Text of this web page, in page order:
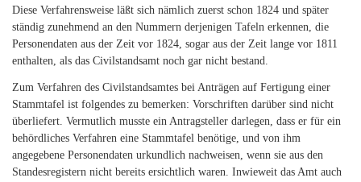
Diese Verfahrensweise läßt sich nämlich zuerst schon 1824 und später
ständig zunehmend an den Nummern derjenigen Tafeln erkennen, die
Personendaten aus der Zeit vor 1824, sogar aus der Zeit lange vor 1811
enthalten, als das Civilstandsamt noch gar nicht bestand.
Zum Verfahren des Civilstandsamtes bei Anträgen auf Fertigung einer
Stammtafel ist folgendes zu bemerken: Vorschriften darüber sind nicht
überliefert. Vermutlich musste ein Antragsteller darlegen, dass er für ein
behördliches Verfahren eine Stammtafel benötige, und von ihm
angegebene Personendaten urkundlich nachweisen, wenn sie aus den
Standesregistern nicht bereits ersichtlich waren. Inwieweit das Amt auch